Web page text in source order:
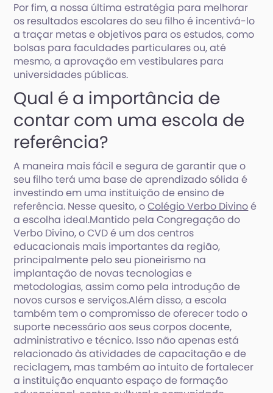
Por fim, a nossa última estratégia para melhorar
os resultados escolares do seu filho é incentivá-lo
a traçar metas e objetivos para os estudos, como
bolsas para faculdades particulares ou, até
mesmo, a aprovação em vestibulares para
universidades públicas.
Qual é a importância de
contar com uma escola de
referência?
A maneira mais fácil e segura de garantir que o
seu filho terá uma base de aprendizado sólida é
investindo em uma instituição de ensino de
referência. Nesse quesito, oColégio Verbo Divinoé
a escolha ideal.Mantido pela Congregação do
Verbo Divino, o CVD é um dos centros
educacionais mais importantes da região,
principalmente pelo seu pioneirismo na
implantação de novas tecnologias e
metodologias, assim como pela introdução de
novos cursos e serviços.Além disso, a escola
também tem o compromisso de oferecer todo o
suporte necessário aos seus corpos docente,
administrativo e técnico. Isso não apenas está
relacionado às atividades de capacitação e de
reciclagem, mas também ao intuito de fortalecer
a instituição enquanto espaço de formação